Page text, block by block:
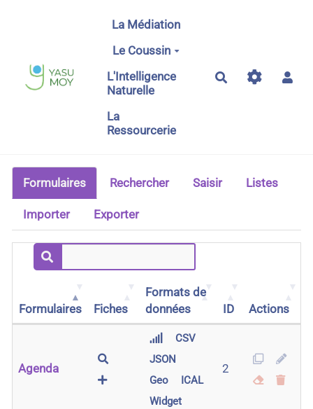
Aller au contenu principal
La Médiation
Le Coussin
L'Intelligence
Naturelle
La
Ressourcerie
Rechercher
Formulaires Rechercher Saisir Listes
Importer Exporter
Formulaires Fiches
Formats de
données
ID Actions
Agenda
CSV
JSON
Geo
ICAL
Widget
2